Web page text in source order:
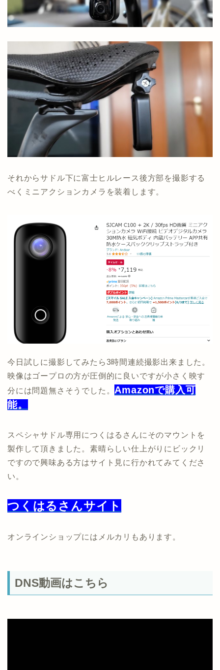
それからサドル下に富士ヒルレース後方部を撮影する
べくミニアクションカメラを装着します。
今日試しに撮影してみたら3時間連続撮影出来ました。
映像はゴープロの方が圧倒的に良いですが小さく映す
分には問題無さそうでした。 Amazonで購入可
能。
スペシャサドル専用につくはるさんにそのマウントを
製作して頂きました。素晴らしい仕上がりにビックリ
ですので興味ある方はサイト見に行かれてみてくださ
い。
つくはるさんサイト
オンラインショップにはメルカリもあります。
DNS動画はこちら